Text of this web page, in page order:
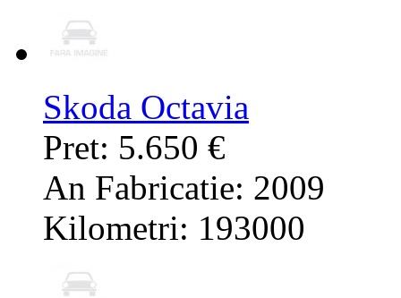
Skoda Octavia
Pret: 5.650 €
An Fabricatie: 2009
Kilometri: 193000